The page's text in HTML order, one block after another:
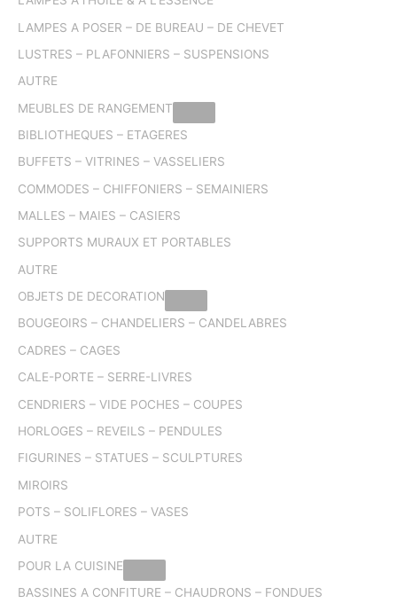
LAMPES A POSER – DE BUREAU – DE CHEVET
LUSTRES – PLAFONNIERS – SUSPENSIONS
AUTRE
MEUBLES DE RANGEMENT
BIBLIOTHEQUES – ETAGERES
BUFFETS – VITRINES – VASSELIERS
COMMODES – CHIFFONIERS – SEMAINIERS
MALLES – MAIES – CASIERS
SUPPORTS MURAUX ET PORTABLES
AUTRE
OBJETS DE DECORATION
BOUGEOIRS – CHANDELIERS – CANDELABRES
CADRES – CAGES
CALE-PORTE – SERRE-LIVRES
CENDRIERS – VIDE POCHES – COUPES
HORLOGES – REVEILS – PENDULES
FIGURINES – STATUES – SCULPTURES
MIROIRS
POTS – SOLIFLORES – VASES
AUTRE
POUR LA CUISINE
BASSINES A CONFITURE – CHAUDRONS – FONDUES